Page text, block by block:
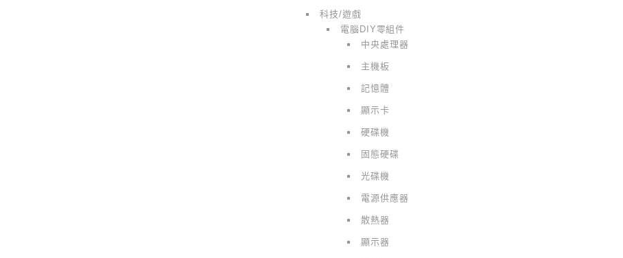
科技/遊戲
電腦DIY零組件
中央處理器
主機板
記憶體
顯示卡
硬碟機
固態硬碟
光碟機
電源供應器
散熱器
顯示器